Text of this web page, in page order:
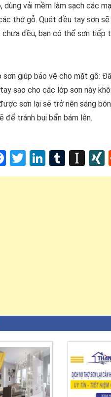
dùng vải mềm làm sạch các
thớ gỗ. Quét đều tay sơn
chưa đều, bạn có thể sơn tiếp
sơn giúp bảo vệ cho mặt gỗ:
sao cho các lớp sơn này
sơn lại sẽ trở nên sáng
để tránh bụi bẩn bám lên.
Facebook
TwitterLinkedIn